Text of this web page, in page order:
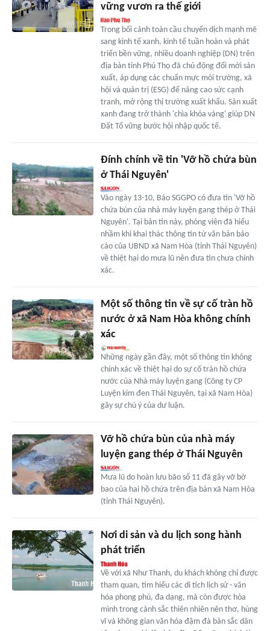
vững vươn ra thế giới
Trong bối cảnh toàn cầu chuyển dịch mạnh mẽ
sang kinh tế xanh, kinh tế tuần hoàn và phát
triển bền vững, nhiều doanh nghiệp (DN) trên
địa bàn tỉnh Phú Thọ đã chủ động đổi mới sản
xuất, áp dụng các chuẩn mực môi trường, xã
hội và quản trị (ESG) để nâng cao sức cạnh
tranh, mở rộng thị trường xuất khẩu. Sản xuất
xanh đang trở thành 'chìa khóa vàng' giúp DN
Đất Tổ vững bước hội nhập quốc tế.
Đính chính về tin 'Vỡ hồ chứa bùn
ở Thái Nguyên'
Vào ngày 13-10, Báo SGGPO có đưa tin 'Vỡ hồ
chứa bùn của nhà máy luyện gang thép ở Thái
Nguyên'. Tại bản tin này, phóng viên đã hiểu
nhầm khi khai thác thông tin từ văn bản báo
cáo của UBND xã Nam Hòa (tỉnh Thái Nguyên)
về thiệt hại do mưa lũ nên đưa tin chưa chính
xác.
Một số thông tin về sự cố tràn hồ
nước ở xã Nam Hòa không chính
xác
Những ngày gần đây, một số thông tin không
chính xác về thiệt hại do sự cố tràn hồ chứa
nước của Nhà máy luyện gang (Công ty CP
Luyện kim đen Thái Nguyên, tại xã Nam Hòa)
gây sự chú ý của dư luận.
Vỡ hồ chứa bùn của nhà máy
luyện gang thép ở Thái Nguyên
Mưa lũ do hoàn lưu bão số 11 đã gây vỡ bờ
bao của hai hồ chứa trên địa bàn xã Nam Hòa
(tỉnh Thái Nguyên).
Nơi di sản và du lịch song hành
phát triển
Về với xã Như Thanh, du khách không chỉ được
tham quan, tìm hiểu các di tích lịch sử - văn
hóa phong phú, đa dạng, mà còn được hòa
mình trong cảnh sắc thiên nhiên nên thơ, hùng
vĩ và không gian văn hóa đậm đà bản sắc dân